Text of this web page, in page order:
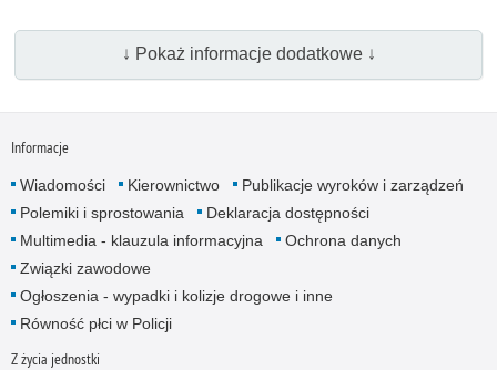
↓ Pokaż informacje dodatkowe ↓
Informacje
Wiadomości Kierownictwo
Publikacje wyroków i zarządzeń
Polemiki i sprostowania
Deklaracja dostępności
Multimedia - klauzula informacyjna
Ochrona danych
Związki zawodowe
Ogłoszenia - wypadki i kolizje drogowe i inne
Równość płci w Policji
Z życia jednostki